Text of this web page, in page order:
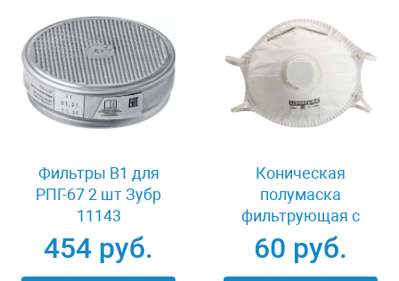
Фильтры В1 для
РПГ-67 2 шт Зубр
11143
454 руб.
Коническая
полумаска
фильтрующая с
клапаном Stayer
11110_z01
60 руб.